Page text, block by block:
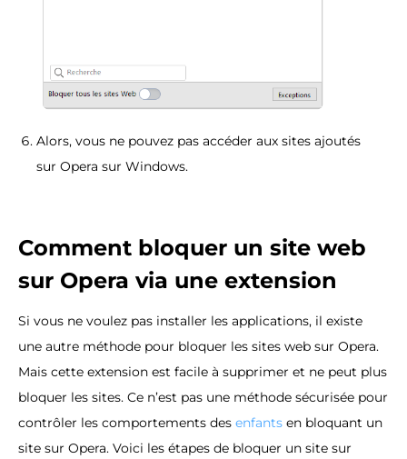
Alors, vous ne pouvez pas accéder aux sites ajoutés
sur Opera sur Windows.
Comment bloquer un site web
sur Opera via une extension
Si vous ne voulez pas installer les applications, il existe
une autre méthode pour bloquer les sites web sur Opera.
Mais cette extension est facile à supprimer et ne peut plus
bloquer les sites. Ce n’est pas une méthode sécurisée pour
contrôler les comportements des enfants en bloquant un
site sur Opera. Voici les étapes de bloquer un site sur